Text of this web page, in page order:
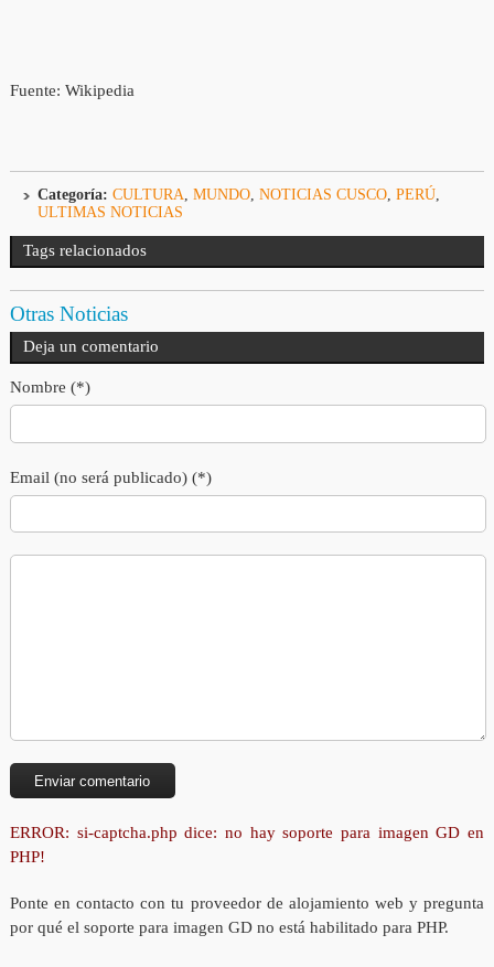
Fuente: Wikipedia
Categoría: CULTURA, MUNDO, NOTICIAS CUSCO, PERÚ,
ULTIMAS NOTICIAS
Tags relacionados
Otras Noticias
Deja un comentario
Nombre (*)
Email (no será publicado) (*)
ERROR: si-captcha.php dice: no hay soporte para imagen GD en
PHP!
Ponte en contacto con tu proveedor de alojamiento web y pregunta
por qué el soporte para imagen GD no está habilitado para PHP.